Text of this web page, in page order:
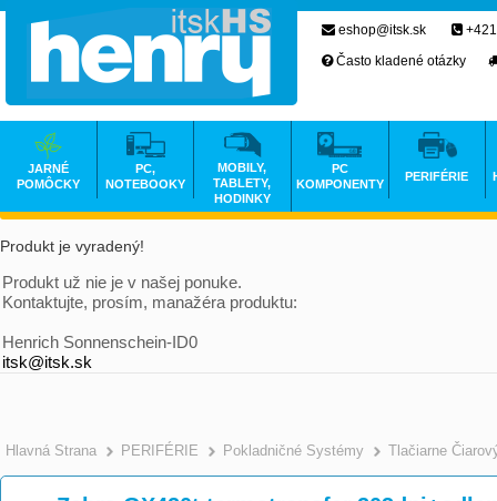
Produkt je vyradený!
Produkt už nie je v našej ponuke.
Kontaktujte, prosím, manažéra produktu:
Henrich Sonnenschein-ID0
itsk@itsk.sk
Hlavná Strana PERIFÉRIE Pokladničné Systémy Tlačiarne
eshop@itsk.sk
Často kladené otázky
JARNÉ
POMÔCKY
PC,
NOTEBOOKY
MOBILY,
TABLETY,
HODINKY
PC
KOMPONENTY
PERIFÉRIE